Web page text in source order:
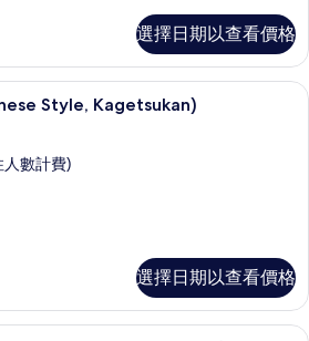
選擇日期以查看價格
基本客房, 吸煙房 (Japanese Style,
Style, Kagetsukan)
人數計費)
選擇日期以查看價格
客房, 非吸煙房 (Japanese Western